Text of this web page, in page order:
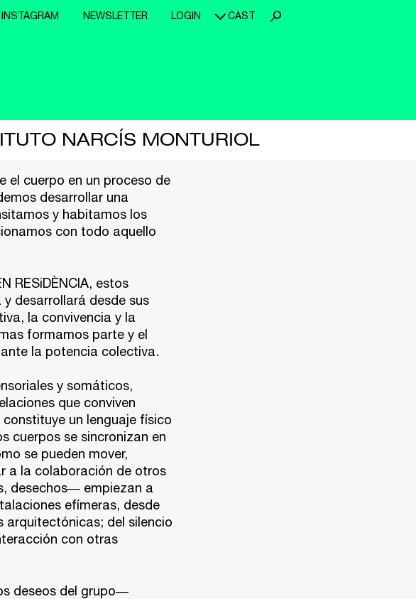
INSTAGRAM NEWSLETTER LOGIN CAST
NARCÍS MONTURIOL
el cuerpo en un proceso de
desarrollar una
y habitamos los
con todo aquello
RESiDÈNCIA, estos
desarrollará desde sus
la convivencia y la
formamos parte y el
la potencia colectiva.
y somáticos,
que conviven
un lenguaje físico
cuerpos se sincronizan en
se pueden mover,
a la colaboración de otros
desechos― empiezan a
efímeras, desde
arquitectónicas; del silencio
con otras
deseos del grupo―